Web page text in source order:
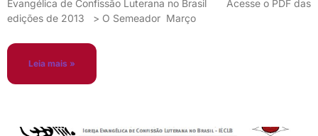
Evangélica de Confissão Luterana no Brasil Acesse o PDF das
edições de 2013 > O Semeador Março
Leia mais »